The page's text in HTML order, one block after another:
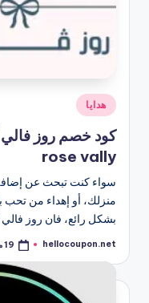
نُشر
في
هدايا
rose vally
سواء كنت تبحث عن
منزلك، أو إهداء من تحب
بشكل رائع، فان روز فالي
تمّ
hellocoupon.net 19 مارس 2026